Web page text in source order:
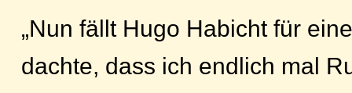
„Nun fällt Hugo Habicht für
dachte, dass ich endlich mal